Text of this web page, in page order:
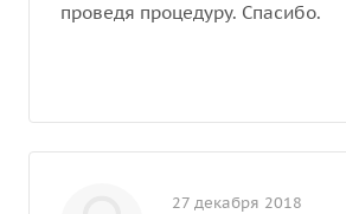
проведя процедуру. Спасибо.
27 декабря 2018